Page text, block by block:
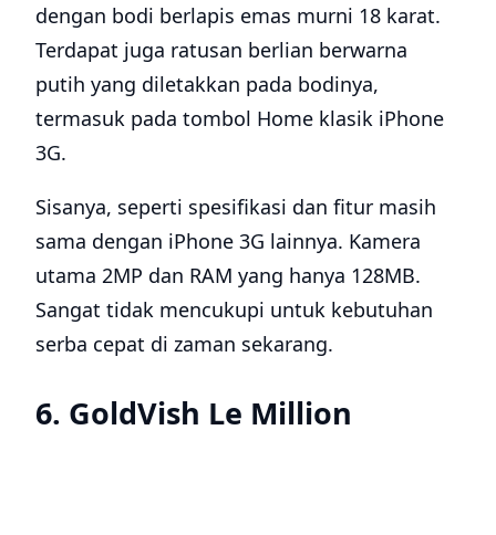
dengan bodi berlapis emas murni 18 karat.
Terdapat juga ratusan berlian berwarna
putih yang diletakkan pada bodinya,
termasuk pada tombol Home klasik iPhone
3G.
Sisanya, seperti spesifikasi dan fitur masih
sama dengan iPhone 3G lainnya. Kamera
utama 2MP dan RAM yang hanya 128MB.
Sangat tidak mencukupi untuk kebutuhan
serba cepat di zaman sekarang.
6. GoldVish Le Million